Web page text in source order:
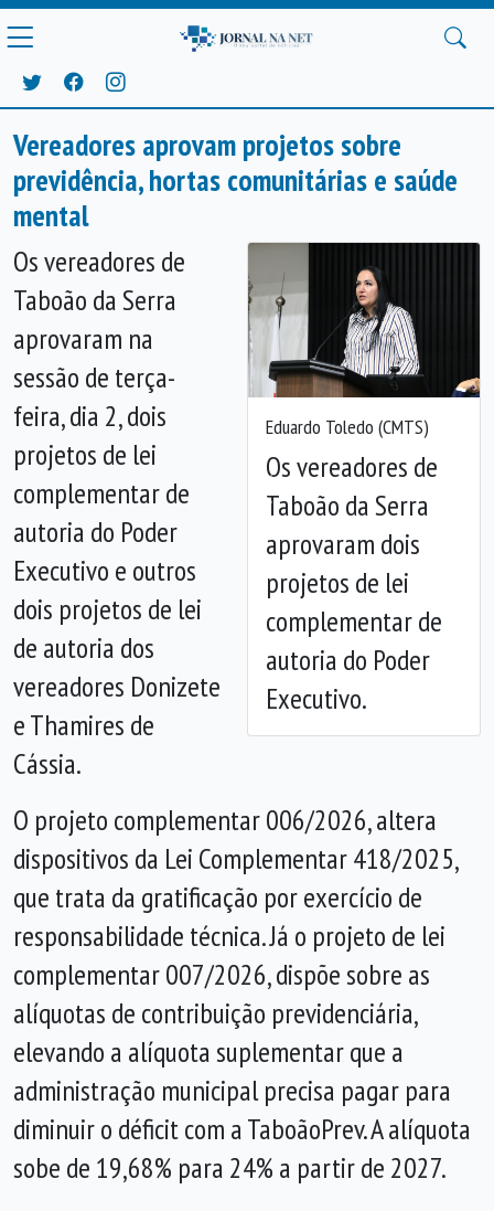
Vereadores aprovam projetos sobre
previdência, hortas comunitárias e saúde
mental
Eduardo Toledo (CMTS)
Os vereadores de
Taboão da Serra
aprovaram dois
projetos de lei
complementar de
autoria do Poder
Executivo.
Anterior
Os vereadores de
Taboão da Serra
aprovaram na
sessão de terça-
feira, dia 2, dois
projetos de lei
complementar de
autoria do Poder
Executivo e outros
dois projetos de lei
de autoria dos
vereadores Donizete
e Thamires de
Cássia.
O projeto complementar 006/2026, altera
dispositivos da Lei Complementar 418/2025,
que trata da gratificação por exercício de
responsabilidade técnica. Já o projeto de lei
complementar 007/2026, dispõe sobre as
alíquotas de contribuição previdenciária,
elevando a alíquota suplementar que a
administração municipal precisa pagar para
diminuir o déficit com a TaboãoPrev. A alíquota
sobe de 19,68% para 24% a partir de 2027.